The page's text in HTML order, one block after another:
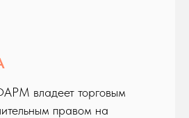
владеет торговым
правом на